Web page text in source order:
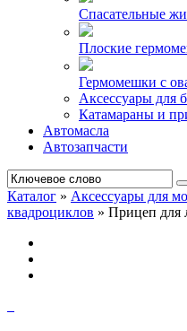
Спасательные
Плоские
Гермомешки с
Аксессуары для
Катамараны и
Автомасла
Автозапчасти
Каталог » Аксессуары для
квадроциклов » Прицеп